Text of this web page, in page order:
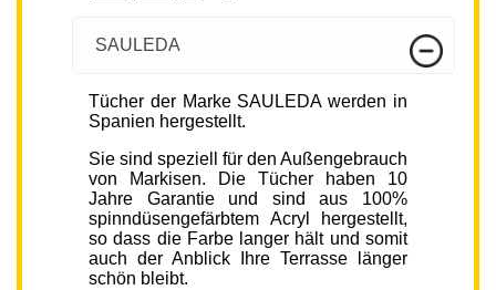
SAULEDA
Tücher der Marke SAULEDA werden in
Spanien hergestellt.
Sie sind speziell für den Außengebrauch
von Markisen. Die Tücher haben 10
Jahre Garantie und sind aus 100%
spinndüsengefärbtem Acryl hergestellt,
so dass die Farbe langer hält und somit
auch der Anblick Ihre Terrasse länger
schön bleibt.